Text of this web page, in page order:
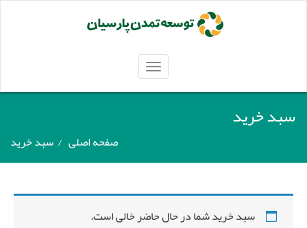
TOGGLE
NAVIGATION
سبد خرید
صفحه اصلی / سبد خرید
سبد خرید شما در حال حاضر خالی است.